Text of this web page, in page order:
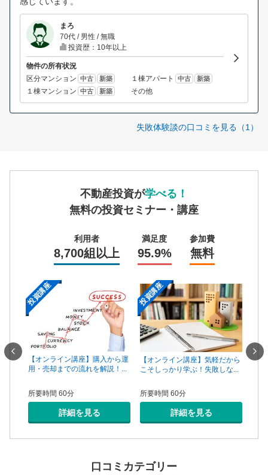
まろ
70代 / 男性 / 無職
投資歴：10年以上
物件の所有状況
区分マンション 中古 新築 １棟アパート 中古 新築
１棟マンション 中古 新築 その他
失敗体験談の口コミを見る（1）
不動産投資が学べる！
無料の投資セミナー・講座
利用者
8,700組以上
満足度
95.9%
参加費
無料
手は
投資講座
【オンライン講座】購入から運
用・売却までの流れを解説！...
所要時間 60分
詳細を見る
投資講座
【オンライン講座】気軽だから
こそしっかり学ぶ！失敗しな...
所要時間 60分
詳細を見る
【オ
口コミカテゴリー